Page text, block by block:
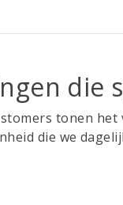
die
tonen
die we